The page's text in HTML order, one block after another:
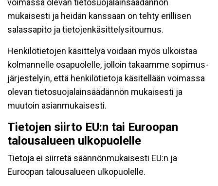
voimassa olevan tietosuojalainsäädännön
mukaisesti ja heidän kanssaan on tehty erillisen
salassapito ja tietojenkäsittelysitoumus.
Henkilötietojen käsittelyä voidaan myös ulkoistaa
kolmannelle osapuolelle, jolloin takaamme sopimus-
järjestelyin, että henkilötietoja käsitellään voimassa
olevan tietosuojalainsäädännön mukaisesti ja
muutoin asianmukaisesti.
Tietojen siirto EU:n tai Euroopan
talousalueen ulkopuolelle
Tietoja ei siirretä säännönmukaisesti EU:n ja
Euroopan talousalueen ulkopuolelle.